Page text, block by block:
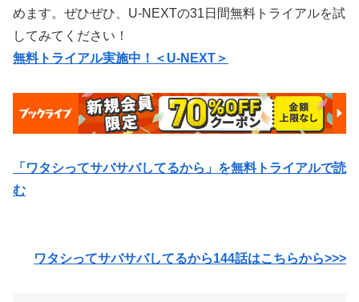
めます。ぜひぜひ、U-NEXTの31日間無料トライアルを試
してみてください！
無料トライアル実施中！＜U-NEXT＞
「ワタシってサバサバしてるから」を無料トライアルで読
む
ワタシってサバサバしてるから144話はこちらから>>>